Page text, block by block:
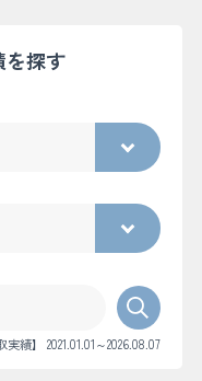
を探す
実績】 2021.01.01～2026.08.07